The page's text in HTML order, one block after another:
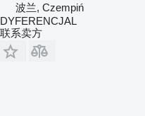
波兰, Czempiń
DYFERENCJAL
联系卖方